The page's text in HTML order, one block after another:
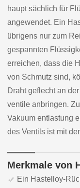
haupt sächlich für
angewendet. Ein
übrigens nur zum
gespannten
erreichen, dass die
von Schmutz sind,
Draht geflecht an
ventile anbringen.
Vakuum entlastung
des Ventils ist mit
Merkmale von
Ein Hastelloy-